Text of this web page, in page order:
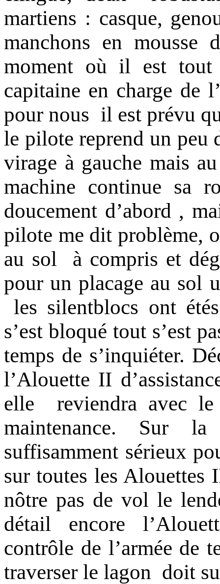
martiens : casque,
manchons en mousse
moment où il est
capitaine en charge de
pour nous il est prévu
le pilote reprend un peu
virage à gauche mais
machine continue sa
doucement d’abord ,
pilote me dit problème,
au sol à compris et
pour un placage au sol
les silentblocs ont
s’est bloqué tout s’est
temps de s’inquiéter.
l’Alouette II
elle reviendra avec le
maintenance. Sur
suffisamment sérieux
sur toutes les Alouettes
nôtre pas de vol le
détail encore
contrôle de l’armée de
traverser le lagon doit